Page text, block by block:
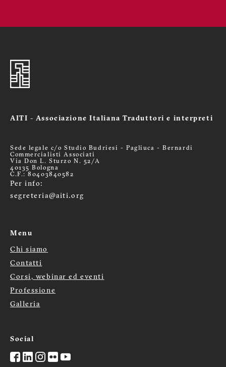
AITI - Associazione Italiana Traduttori e interpreti
Sede legale c/o Studio Budriesi - Pagliuca - Bernardi
Commercialisti Associati
Via Don L. Sturzo N. 52/A
40135 Bologna
C.F.: 80403840582
Per info:
segreteria@aiti.org
Menu
Menù
footer
Chi siamo
Contatti
Corsi, webinar ed eventi
Professione
Galleria
Social